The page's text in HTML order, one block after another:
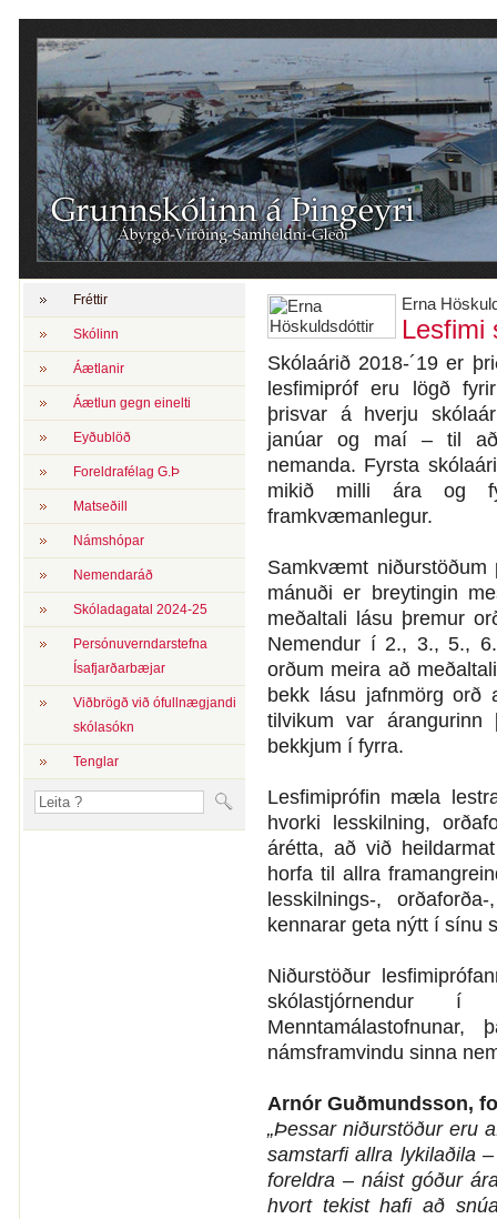
Fréttir
Skólinn
Áætlanir
Áætlun gegn einelti
Eyðublöð
Foreldrafélag G.Þ
Matseðill
Námshópar
Nemendaráð
Skóladagatal 2024-25
Persónuverndarstefna
Ísafjarðarbæjar
Viðbrögð við ófullnægjandi
skólasókn
Tenglar
Erna
Lesfimi
Skólaárið 2018-´19 er
lesfimipróf eru lögð
þrisvar á hverju
janúar og maí – til að
nemanda. Fyrsta
mikið milli ára og
framkvæmanlegur.
Samkvæmt
mánuði er breytingin
meðaltali lásu þremur
Nemendur í 2., 3., 5.,
orðum meira að
bekk lásu jafnmörg orð
tilvikum var
bekkjum í fyrra.
Lesfimiprófin mæla
hvorki lesskilning,
árétta, að við
horfa til allra
lesskilnings-,
kennarar geta nýtt í sínu
Niðurstöður
skólastjórnendur í
námsframvindu sinna
Arnór Guðmundsson,
„Þessar niðurstöður eru
samstarfi allra lykilaðila
foreldra – náist góður
hvort tekist hafi að